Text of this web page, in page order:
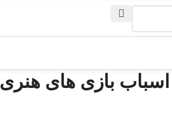
اسباب بازی های هنری